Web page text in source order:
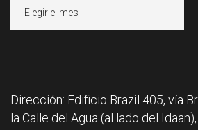
Dirección: Edificio Brazil 405, vía
la Calle del Agua (al lado del